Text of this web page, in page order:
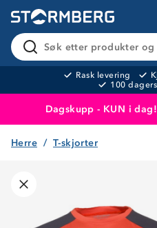
Søk etter produkter
Rask levering
100
Dagskupp - KUN i
Produktet er lagt i
Herre T-skjorter